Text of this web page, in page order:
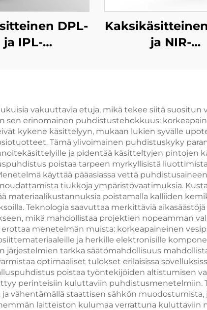
DPL-
ja IPL-
ja NIR-
ehkäisyyn
vakuuttavia etuja, mikä tekee siitä suositun
sen erinomainen puhdistustehokkuus:
kykene käsittelyyn, mukaan lukien syvälle
Tämä ylivoimainen puhdistuskyky
ja pidentää käsitteltyjen pintojen
poistaa tarpeen myrkyllisistä
käyttää pääasiassa vettä
tiukkoja ympäristövaatimuksia.
materiaalikustannuksia poistamalla kalliiden
Teknologia saavuttaa merkittäviä
mikä mahdollistaa projektien nopeamman
menetelmän muista: korkeapaineinen
ja herkille elektronisille
tarkka säätömahdollisuus
optimaaliset tulokset erilaisissa
poistaa työntekijöiden altistumisen
perinteisiin kuluttaviin puhdistusmenetelmiin.
vähentämällä staattisen sähkön muodostumista,
laitteiston kulumaa verrattuna kuluttaviin